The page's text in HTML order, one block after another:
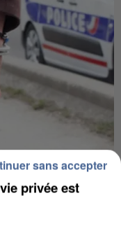
privée est
sans accepter